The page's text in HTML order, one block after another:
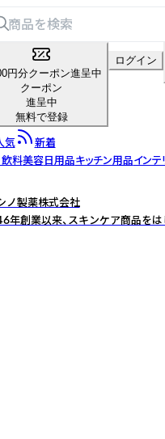
円分クーポン進呈中
クーポン
進呈中
無料で登録
ログイン
気
新着
飲料美容日用品キッチン用品イン
ノ製薬株式会社
年創業以来、スキンケア商品をは